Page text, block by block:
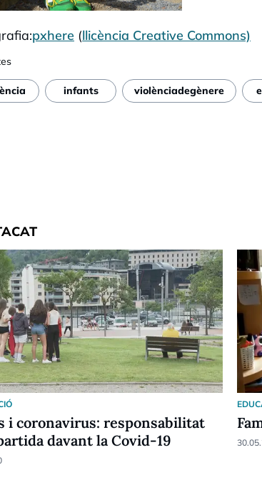
pxhere (llicència Creative Commons)
infants violènciadegènere
i coronavirus: responsabilitat
davant la Covid-19